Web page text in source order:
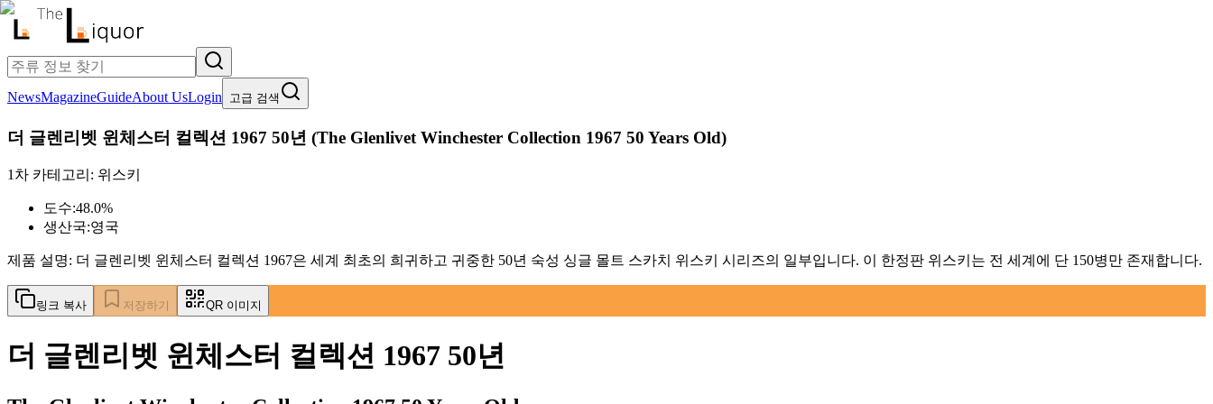
NewsMagazineGuideAbout UsLogin 고급 검색
더 글렌리벳 윈체스터 컬렉션 1967 50년 (The Glenlivet Winchester Collection 1967 50 Years Old)
1차 카테고리: 위스키
도수:48.0%
생산국:영국
제품 설명: 더 글렌리벳 윈체스터 컬렉션 1967은 세계 최초의 희귀하고 귀중한 50년 숙성 싱글 몰트 스카치 위스키 시리즈의 일부입니다. 이 한정판 위스키는 전 세계에 단 150병만 존재합니다.
링크 복사 저장하기 QR 이미지
더 글렌리벳 윈체스터 컬렉션 1967 50년